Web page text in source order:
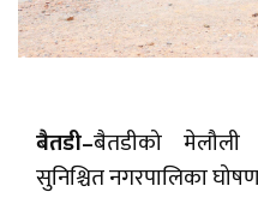
बैतडी–बैतडीको मेलौली
सुनिश्चित नगरपालिका